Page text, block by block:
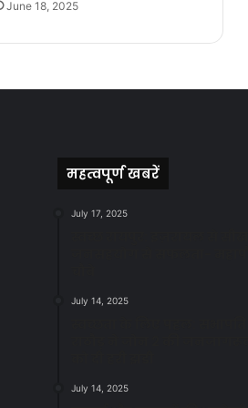
June 18, 2025
महत्वपूर्ण खबरें
July 17, 2025
July 14, 2025
July 14, 2025